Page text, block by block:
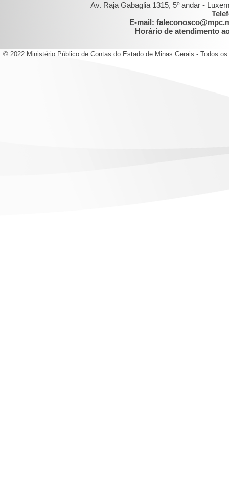
Av. Raja Gabaglia 1315, 5º andar -
E-mail:
Horário de atendimento
© 2022 Ministério Público de Contas do Estado de Minas Gerais - Todos